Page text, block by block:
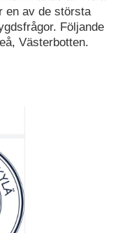
en av de största
Följande
Västerbotten.